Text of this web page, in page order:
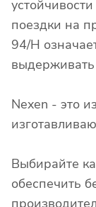
поездки на
94/H
выдерживать
Nexen - это
Выбирайте
обеспечить